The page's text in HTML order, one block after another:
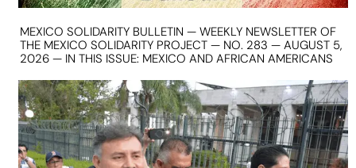
MEXICO SOLIDARITY BULLETIN — WEEKLY NEWSLETTER OF
THE MEXICO SOLIDARITY PROJECT — NO. 283 — AUGUST 5,
2026 — IN THIS ISSUE: MEXICO AND AFRICAN AMERICANS